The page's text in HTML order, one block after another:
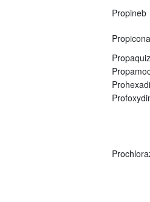
Propineb